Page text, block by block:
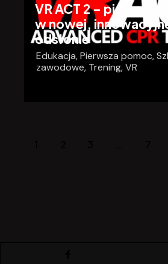
VR ACT 2 – pierwsza
w nowej,
odsłonie
Edukacja,Pierwsza pomoc,
zawodowe, Trening,VR